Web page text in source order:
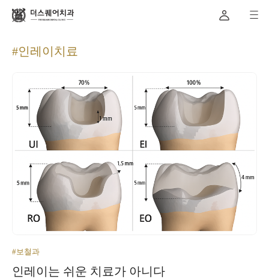
#인레이치료
#보철과
인레이는 쉬운 치료가 아니다